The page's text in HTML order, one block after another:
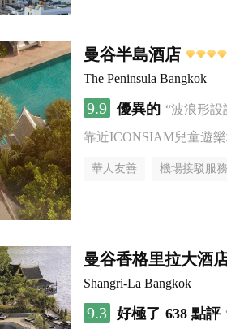
曼谷半島酒店
The Peninsula Bangkok
9.9 優異的 “波浪形
靠近ICONSIAM兒童遊
華人友善 機場接駁服務
曼谷香格里拉大酒
Shangri-La Bangkok
9.3 好極了 638 點評